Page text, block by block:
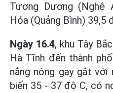
Tương Dương (Nghệ
Hóa (Quảng Bình) 39,5
Ngày 16.4, khu Tây
Hà Tĩnh đến thành
nắng nóng gay gắt
biến 35 - 37 độ C, có